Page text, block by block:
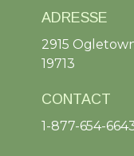
ADRESSE
2915
19713
CONTACT
1-877-654-